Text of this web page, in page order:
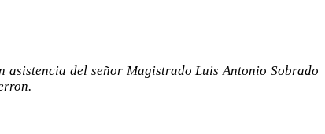
asistencia del señor Magistrado Luis Antonio Sobrado